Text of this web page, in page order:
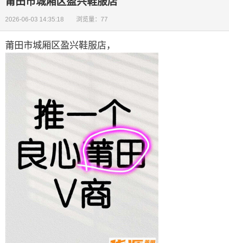
2026-06-03 14:35:18 浏览量：77
莆田市城厢区盈兴鞋服店 ，